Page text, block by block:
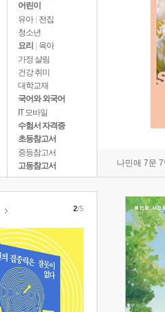
어린이
유아 | 전집
청소년
요리
육아
가정 살림
건강 취미
대학교재
국어와 외국어
IT 모바일
수험서 자격증
초등참고서
중등참고서
고등참고서
나민애 7문
2/5